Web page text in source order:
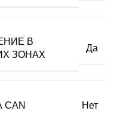
В
ЗОНАХ
Да
Нет